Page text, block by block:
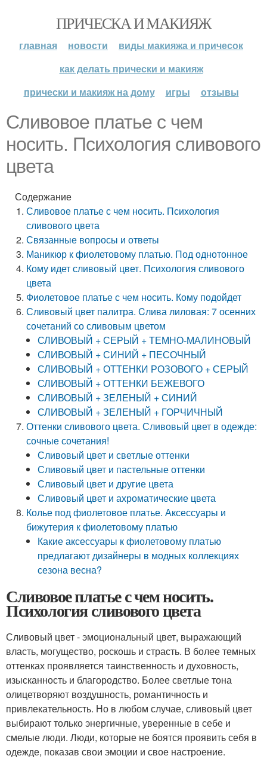
ПРИЧЕСКА И МАКИЯЖ
главная новости
виды макияжа и причесок
как делать прически и макияж
прически и макияж на дому
игры отзывы
Сливовое платье с чем
носить. Психология сливового
цвета
Содержание
Сливовое платье с чем носить. Психология
сливового цвета
Связанные вопросы и ответы
Маникюр к фиолетовому платью. Под однотонное
Кому идет сливовый цвет. Психология сливового
цвета
Фиолетовое платье с чем носить. Кому подойдет
Сливовый цвет палитра. Cлива лиловая: 7 осенних
сочетаний со сливовым цветом
СЛИВОВЫЙ + СЕРЫЙ + ТЕМНО-МАЛИНОВЫЙ
СЛИВОВЫЙ + СИНИЙ + ПЕСОЧНЫЙ
СЛИВОВЫЙ + ОТТЕНКИ РОЗОВОГО + СЕРЫЙ
СЛИВОВЫЙ + ОТТЕНКИ БЕЖЕВОГО
СЛИВОВЫЙ + ЗЕЛЕНЫЙ + СИНИЙ
СЛИВОВЫЙ + ЗЕЛЕНЫЙ + ГОРЧИЧНЫЙ
Оттенки сливового цвета. Сливовый цвет в одежде:
сочные сочетания!
Сливовый цвет и светлые оттенки
Сливовый цвет и пастельные оттенки
Сливовый цвет и другие цвета
Сливовый цвет и ахроматические цвета
Колье под фиолетовое платье. Аксессуары и
бижутерия к фиолетовому платью
Какие аксессуары к фиолетовому платью
предлагают дизайнеры в модных коллекциях
сезона весна?
Сливовое платье с чем носить.
Психология сливового цвета
Сливовый цвет - эмоциональный цвет, выражающий
власть, могущество, роскошь и страсть. В более темных
оттенках проявляется таинственность и духовность,
изысканность и благородство. Более светлые тона
олицетворяют воздушность, романтичность и
привлекательность. Но в любом случае, сливовый цвет
выбирают только энергичные, уверенные в себе и
смелые люди. Люди, которые не боятся проявить себя в
одежде, показав свои эмоции и свое настроение.